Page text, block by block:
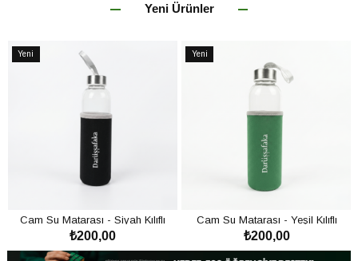
Yeni Ürünler
Yeni
Cam Su Matarası - Siyah Kılıflı
₺200,00
SEPETE EKLE
Yeni
Cam Su Matarası - Yeşil Kılıflı
₺200,00
SEPETE EKLE